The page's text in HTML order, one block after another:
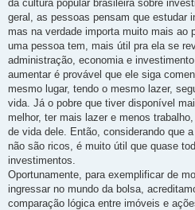
da cultura popular brasileira sobre
geral, as pessoas pensam que estudar
mas na verdade importa muito mais ao
uma pessoa tem, mais útil pra ela se
administração, economia e
aumentar é provável que ele siga
mesmo lugar, tendo o mesmo lazer,
vida. Já o pobre que tiver disponível
melhor, ter mais lazer e menos
de vida dele. Então, considerando que
não são ricos, é muito útil que quase
investimentos.
Oportunamente, para exemplificar de
ingressar no mundo da bolsa,
comparação lógica entre imóveis e